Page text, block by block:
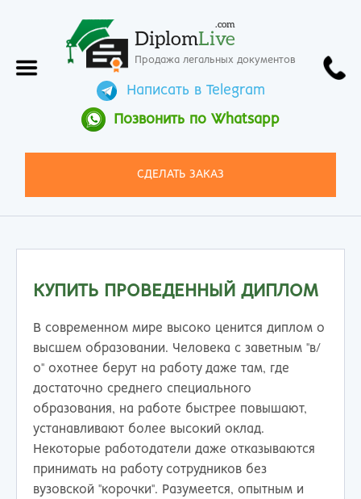
DiplomLive
.com
Продажа легальных документов
Написать в Telegram
Позвонить по Whatsapp
СДЕЛАТЬ ЗАКАЗ
КУПИТЬ ПРОВЕДЕННЫЙ ДИПЛОМ
В современном мире высоко ценится диплом о
высшем образовании. Человека с заветным "в/
о" охотнее берут на работу даже там, где
достаточно среднего специального
образования, на работе быстрее повышают,
устанавливают более высокий оклад.
Некоторые работодатели даже отказываются
принимать на работу сотрудников без
вузовской "корочки". Разумеется, опытным и